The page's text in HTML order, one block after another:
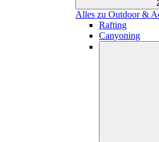
Alles zu Outdoor &
Rafting
Canyoning